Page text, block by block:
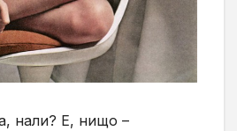
нали? Е, нищо –